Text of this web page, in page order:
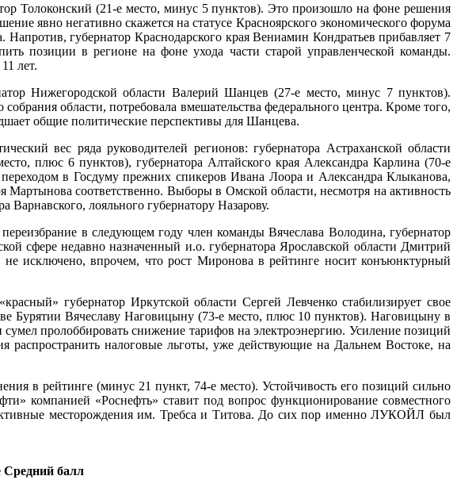
Толоконский (21-е место, минус 5 пунктов). Это произошло на фоне решения
явно негативно скажется на статусе Красноярского экономического форума
губернатор Краснодарского края Вениамин Кондратьев прибавляет 7
позиции в регионе на фоне ухода части старой управленческой команды.
лет.
Нижегородской области Валерий Шанцев (27-е место, минус 7 пунктов).
области, потребовала вмешательства федерального центра. Кроме того,
общие политические перспективы для Шанцева.
вес ряда руководителей регионов: губернатора Астраханской области
плюс 6 пунктов), губернатора Алтайского края Александра Карлина (70-е
в Госдуму прежних спикеров Ивана Лоора и Александра Клыканова,
соответственно. Выборы в Омской области, несмотря на активность
лояльного губернатору Назарову.
в следующем году член команды Вячеслава Володина, губернатор
сфере недавно назначенный и.о. губернатора Ярославской области Дмитрий
исключено, впрочем, что рост Миронова в рейтинге носит конъюнктурный
губернатор Иркутской области Сергей Левченко стабилизирует свое
Бурятии Вячеславу Наговицыну (73-е место, плюс 10 пунктов). Наговицыну в
пролоббировать снижение тарифов на электроэнергию. Усиление позиций
распространить налоговые льготы, уже действующие на Дальнем Востоке, на
в рейтинге (минус 21 пункт, 74-е место). Устойчивость его позиций сильно
компанией «Роснефть» ставит под вопрос функционирование совместного
месторождения им. Требса и Титова. До сих пор именно ЛУКОЙЛ был
Средний балл